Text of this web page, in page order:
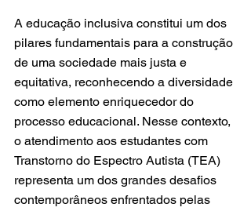
A educação inclusiva constitui um dos
pilares fundamentais para a construção
de uma sociedade mais justa e
equitativa, reconhecendo a diversidade
como elemento enriquecedor do
processo educacional. Nesse contexto,
o atendimento aos estudantes com
Transtorno do Espectro Autista (TEA)
representa um dos grandes desafios
contemporâneos enfrentados pelas